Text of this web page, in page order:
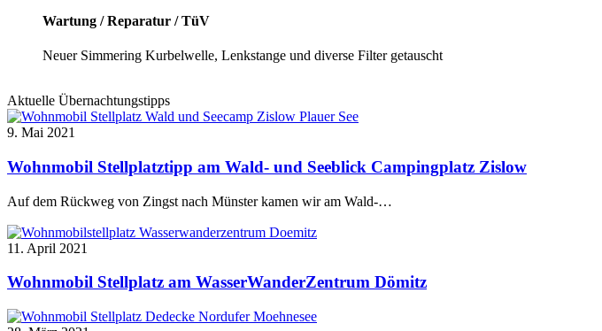
Wartung / Reparatur / TüV
Neuer Simmering Kurbelwelle, Lenkstange und diverse Filter getauscht
Aktuelle Übernachtungstipps
9. Mai 2021
Wohnmobil Stellplatztipp am Wald- und Seeblick Campingplatz Zislow
Auf dem Rückweg von Zingst nach Münster kamen wir am Wald-…
11. April 2021
Wohnmobil Stellplatz am WasserWanderZentrum Dömitz